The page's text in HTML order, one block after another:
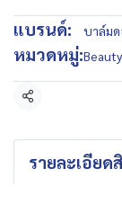
แบรนด์:
บาล์ม
หมวดหมู่:
แชร์
รายละเอียด